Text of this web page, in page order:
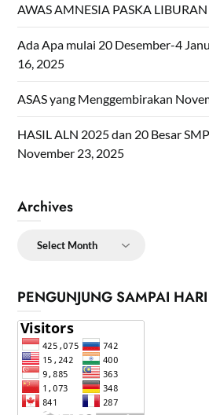
AWAS AMNESIA PASKA LIBURAN
Ada Apa mulai 20 Desember-4
16, 2025
ASAS yang Menggembirakan
HASIL ALN 2025 dan 20 Besar
November 23, 2025
Archives
PENGUNJUNG SAMPAI